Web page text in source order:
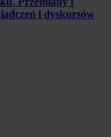
i dyskursów